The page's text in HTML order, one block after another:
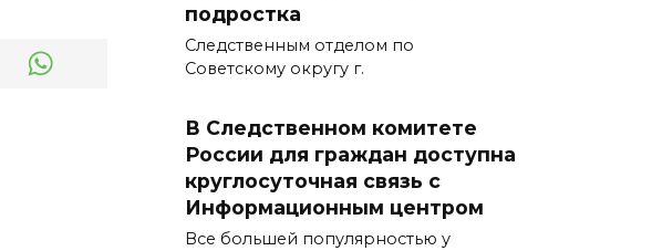
подростка
Следственным отделом по
Советскому округу г.
В Следственном комитете
России для граждан доступна
круглосуточная связь с
Информационным центром
Все большей популярностью у